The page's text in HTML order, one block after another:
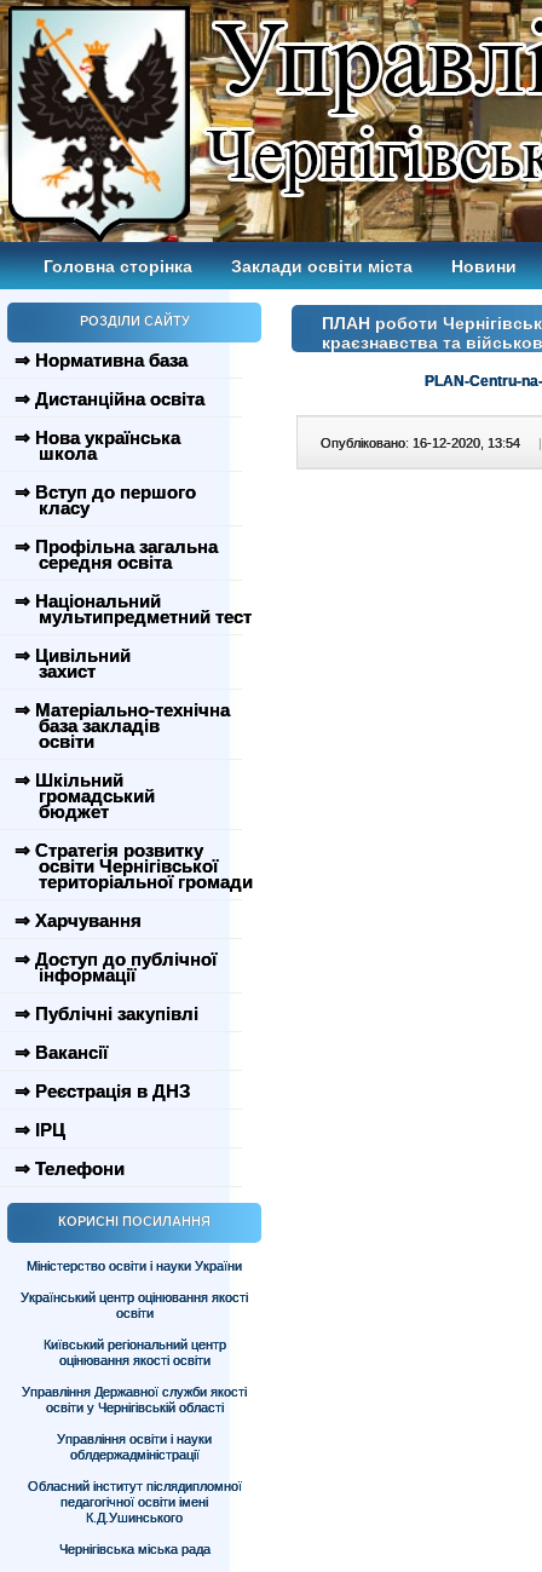
Головна сторінка Заклади освіти міста Новини
РОЗДІЛИ САЙТУ
⇒ Нормативна база
⇒ Дистанційна освіта
⇒ Нова українська
школа
⇒ Вступ до першого
класу
⇒ Профільна загальна
середня освіта
⇒ Національний
мультипредметний тест
⇒ Цивільний
захист
⇒ Матеріально-технічна
база закладів
освіти
⇒ Шкільний
громадський
бюджет
⇒ Стратегія розвитку
освіти Чернігівської
територіальної громади
⇒ Харчування
⇒ Доступ до публічної
інформації
⇒ Публічні закупівлі
⇒ Вакансії
⇒ Реєстрація в ДНЗ
⇒ ІРЦ
⇒ Телефони
КОРИСНІ ПОСИЛАННЯ
Міністерство освіти і науки України
Український центр оцінювання якості
освіти
Київський регіональний центр
оцінювання якості освіти
Управління Державної служби якості
освіти у Чернігівській області
Управління освіти і науки
облдержадміністрації
Обласний інститут післядипломної
педагогічної освіти імені
К.Д.Ушинського
Чернігівська міська рада
ПЛАН роботи
краєзнавства та
PLAN-Centru-
Опубліковано: 16-12-2020, 13:54 |